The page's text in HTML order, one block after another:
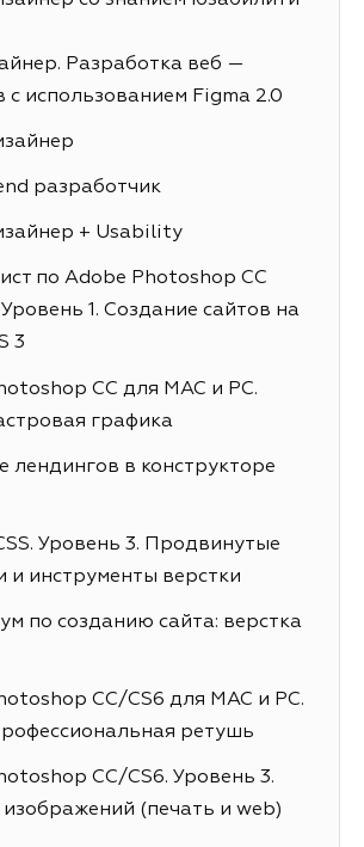
Разработка веб —
с использованием Figma 2.0
разработчик
+ Usability
по Adobe Photoshop СС
Уровень 1. Создание сайтов на
3
CC для MAC и PC.
графика
лендингов в конструкторе
Уровень 3. Продвинутые
и инструменты верстки
по созданию сайта: верстка
СС/CS6 для MAC и PC.
ретушь
СС/CS6. Уровень 3.
(печать и web)